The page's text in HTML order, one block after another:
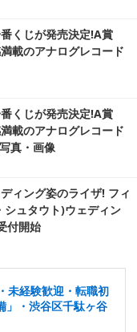
くじが発売決定!A賞
載のアナログレコード
くじが発売決定!A賞
載のアナログレコード
真・画像
ィング姿のライザ! フィ
シュタウト)ウェディン
付開始
未経験歓迎・転職初
」・渋谷区千駄ヶ谷